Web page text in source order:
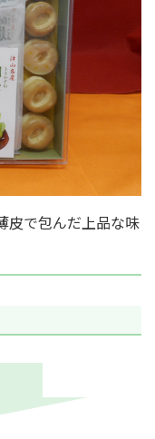
皮で包んだ上品な味